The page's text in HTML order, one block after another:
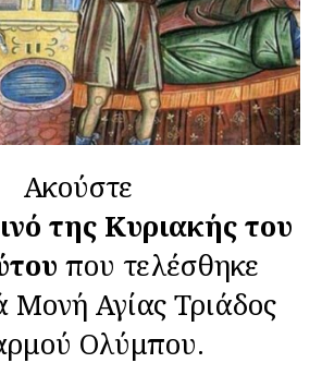
Ακούστε
της Κυριακής του
που τελέσθηκε
Μονή Αγίας Τριάδος
Ολύμπου.